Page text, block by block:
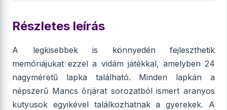
Részletes leírás
A legkisebbek is könnyedén fejleszthetik
memóriájukat ezzel a vidám játékkal, amelyben 24
nagyméretű lapka található. Minden lapkán a
népszerű Mancs őrjárat sorozatból ismert aranyos
kutyusok egyikével találkozhatnak a gyerekek. A